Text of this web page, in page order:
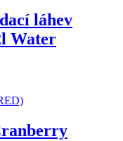
láhev
Water